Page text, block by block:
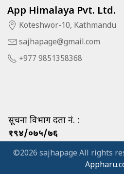
App Himalaya Pvt. Ltd.
Koteshwor-10, Kathmandu
sajhapage@gmail.com
+977 9851358368
सूचना विभाग दर्ता नं. :
१९४/०७५/७६
©2026 sajhapage All rights